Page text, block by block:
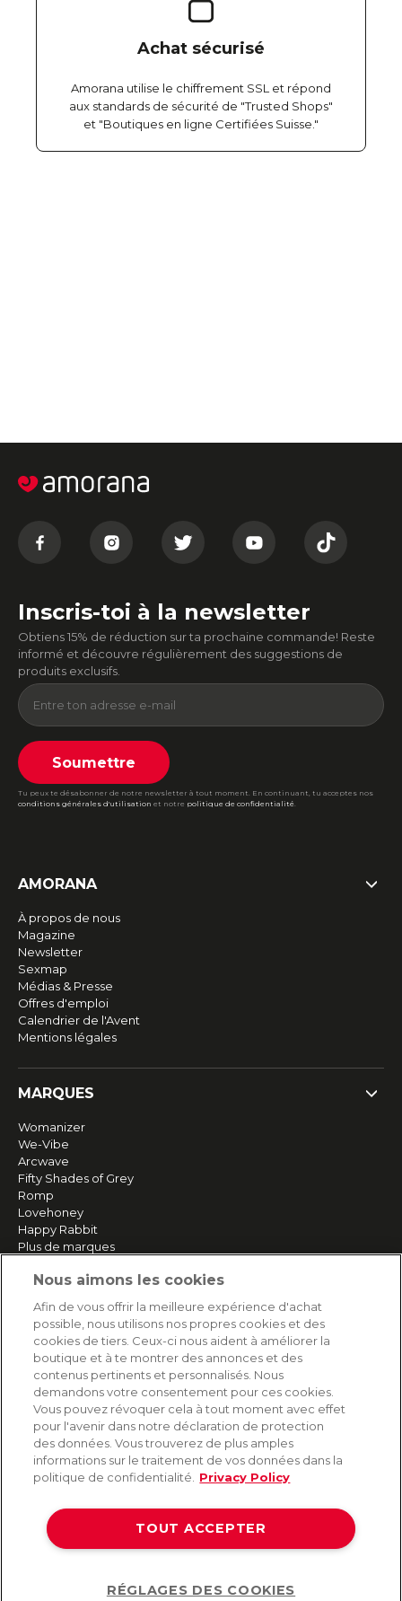
Achat sécurisé
Amorana utilise le chiffrement SSL et répond
aux standards de sécurité de "Trusted Shops"
et "Boutiques en ligne Certifiées Suisse."
Inscris-toi à la newsletter
Obtiens 15% de réduction sur ta prochaine commande! Reste
informé et découvre régulièrement des suggestions de
produits exclusifs.
Soumettre
Tu peux te désabonner de notre newsletter à tout moment. En continuant, tu acceptes nos
conditions générales d'utilisation et notre politique de confidentialité.
AMORANA
À propos de nous
Magazine
Newsletter
Sexmap
Médias & Presse
Offres d'emploi
Calendrier de l'Avent
Mentions légales
MARQUES
Womanizer
We-Vibe
Arcwave
Fifty Shades of Grey
Romp
Lovehoney
Happy Rabbit
Plus de marques
SERVICE
Livraison rapide et gratuite
Retours & remboursements
Paiement sécurisé
AIDE
Contact
Livraison et expédition
Foire aux questions
Protection des données
Nous aimons les cookies
Afin de vous offrir la meilleure expérience d'achat
possible, nous utilisons nos propres cookies et des
cookies de tiers. Ceux-ci nous aident à améliorer la
boutique et à te montrer des annonces et des
contenus pertinents et personnalisés. Nous
demandons votre consentement pour ces cookies.
Vous pouvez révoquer cela à tout moment avec effet
pour l'avenir dans notre déclaration de protection
des données. Vous trouverez de plus amples
informations sur le traitement de vos données dans la
politique de confidentialité.
Privacy Policy
TOUT ACCEPTER
RÉGLAGES DES COOKIES